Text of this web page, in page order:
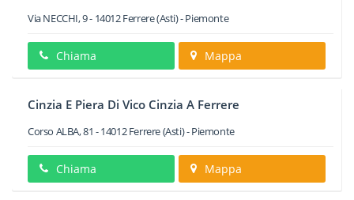
Via NECCHI, 9- 14012Ferrere(Asti) -Piemonte
Chiama Mappa
Cinzia E Piera Di Vico Cinzia A Ferrere
Corso ALBA, 81 -14012 Ferrere(Asti) -Piemonte
Chiama Mappa